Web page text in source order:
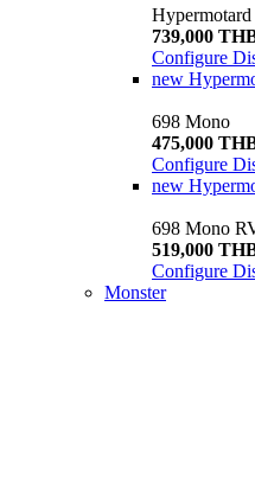
Hypermotard
739,000
Configure
new
698 Mono
475,000
Configure
new
698 Mono
519,000
Configure
Monster